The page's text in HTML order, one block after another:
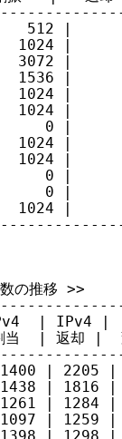
512 |
1024 |
3072 |
1536 |
1024 |
1024 |
0 |
1024 |
1024 |
0 |
0 |
1024 |
の推移 >>
| IPv4 |
| 返却 |
1400 |
1438 |
1261 |
1097 |